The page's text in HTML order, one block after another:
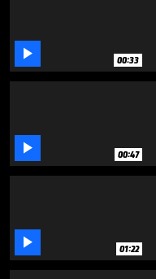
 00:33
 00:47
 01:22